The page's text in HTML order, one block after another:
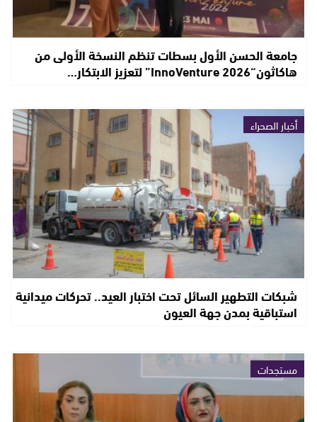
جامعة الحسن الأول بسطات تنظم النسخة الأولى من
هاكاثون“InnoVenture 2026” لتعزيز الابتكار…
أخبار الصحراء
شبكات التطهير السائل تحت اختبار العيد.. تحركات ميدانية
استباقية بمدن جهة العيون
مستجدات